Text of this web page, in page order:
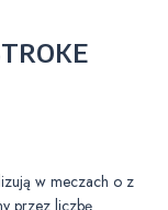
w meczach o z
przez liczbę